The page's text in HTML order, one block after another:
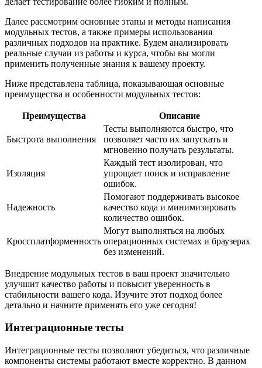
Далее рассмотрим основные этапы и методы написания
модульных тестов, а также примеры использования
различных подходов на практике. Будем анализировать
реальные случаи из работы и курса, чтобы вы могли
применить полученные знания к вашему проекту.
Ниже представлена таблица, показывающая основные
преимущества и особенности модульных тестов:
Преимущества Описание
Быстрота выполнения
Тесты выполняются быстро, что
позволяет часто их запускать и
мгновенно получать результаты.
Изоляция
Каждый тест изолирован, что
упрощает поиск и исправление
ошибок.
Надежность
Помогают поддерживать высокое
качество кода и минимизировать
количество ошибок.
Кроссплатформенность
Могут выполняться на любых
операционных системах и браузерах
без изменений.
Внедрение модульных тестов в ваш проект значительно
улучшит качество работы и повысит уверенность в
стабильности вашего кода. Изучите этот подход более
детально и начните применять его уже сегодня!
Интеграционные тесты
Интеграционные тесты позволяют убедиться, что различные
компоненты системы работают вместе корректно. В данном